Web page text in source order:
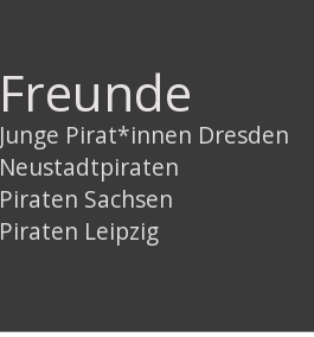
Freunde
Junge Pirat*innen Dresden
Neustadtpiraten
Piraten Sachsen
Piraten Leipzig